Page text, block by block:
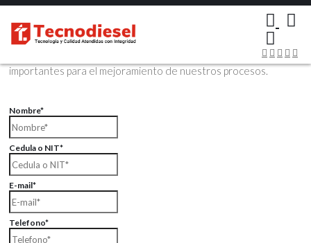
Contáctenos Vía Email
Envíenos sus datos con sus comentarios, sus opiniones son muy
importantes para el mejoramiento de nuestros procesos.
Nombre*
Cedula o NIT*
E-mail*
Telefono*